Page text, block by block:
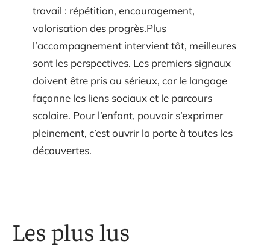
travail : répétition, encouragement,
valorisation des progrès.Plus
l’accompagnement intervient tôt, meilleures
sont les perspectives. Les premiers signaux
doivent être pris au sérieux, car le langage
façonne les liens sociaux et le parcours
scolaire. Pour l’enfant, pouvoir s’exprimer
pleinement, c’est ouvrir la porte à toutes les
découvertes.
Les plus lus